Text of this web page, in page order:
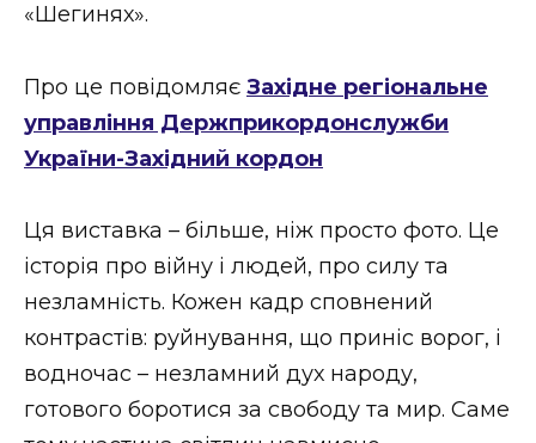
ФОТО
«Шегинях».
Про це повідомляє Західне регіональне
управління Держприкордонслужби
України-Західний кордон
Ця виставка – більше, ніж просто фото. Це
історія про війну і людей, про силу та
незламність. Кожен кадр сповнений
контрастів: руйнування, що приніс ворог, і
водночас – незламний дух народу,
готового боротися за свободу та мир. Саме